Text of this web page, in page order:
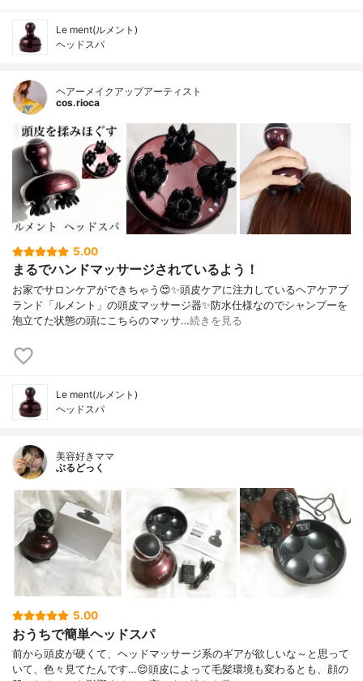
Le ment(ルメント)
ヘッドスパ
ヘアーメイクアップアーティスト
cos.rioca
5.00
まるでハンドマッサージされているよう！
お家でサロンケアができちゃう😍✨頭皮ケアに注力しているヘアケアブ
ランド「ルメント」の頭皮マッサージ器✨防水仕様なのでシャンプーを
泡立てた状態の頭にこちらのマッサ…続きを見る
Le ment(ルメント)
ヘッドスパ
美容好きママ
ぶるどっく
5.00
おうちで簡単ヘッドスパ
前から頭皮が硬くて、ヘッドマッサージ系のギアが欲しいな～と思って
いて、色々見てたんです…😌頭皮によって毛髪環境も変わるとも、顔の